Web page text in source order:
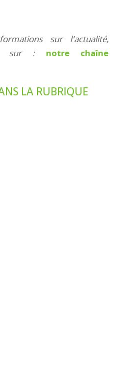
sur l'actualité,
sur : notre chaîne
LA RUBRIQUE